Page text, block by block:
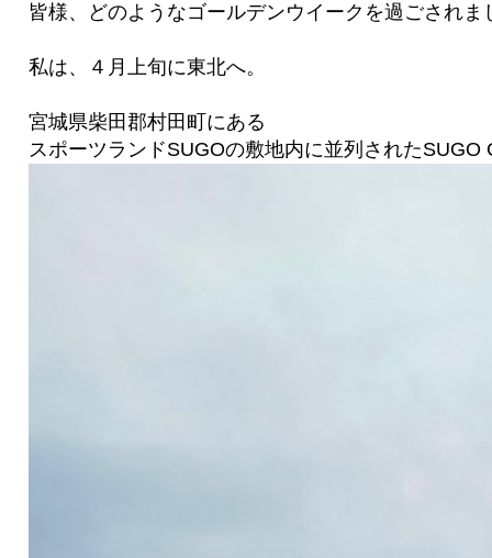
皆様、どのようなゴールデンウイークを過ごされま
私は、４月上旬に東北へ。
宮城県柴田郡村田町にある
スポーツランドSUGOの敷地内に並列されたSUGO